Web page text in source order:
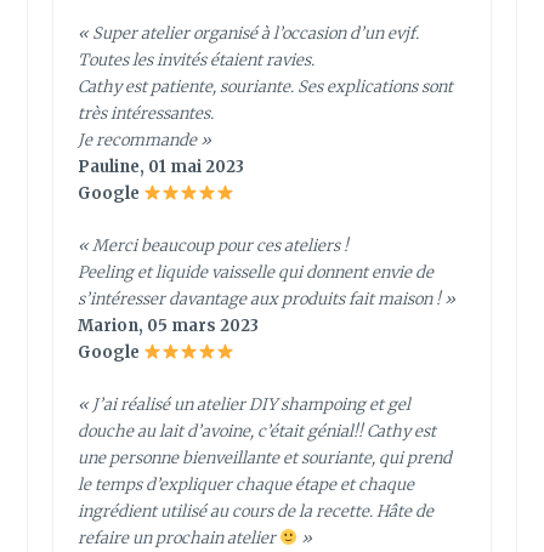
« Super atelier organisé à l’occasion d’un evjf.
Toutes les invités étaient ravies.
Cathy est patiente, souriante. Ses explications sont
très intéressantes.
Je recommande »
Pauline, 01 mai 2023
Google
« Merci beaucoup pour ces ateliers !
Peeling et liquide vaisselle qui donnent envie de
s’intéresser davantage aux produits fait maison ! »
Marion, 05 mars 2023
Google
« J’ai réalisé un atelier DIY shampoing et gel
douche au lait d’avoine, c’était génial!! Cathy est
une personne bienveillante et souriante, qui prend
le temps d’expliquer chaque étape et chaque
ingrédient utilisé au cours de la recette. Hâte de
refaire un prochain atelier
»